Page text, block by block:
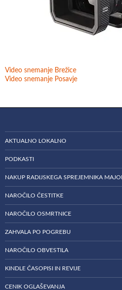
Video snemanje Brežice
Video snemanje Posavje
AKTUALNO LOKALNO
PODKASTI
NAKUP RADIJSKEGA SPREJEMNIKA
NAROČILO ČESTITKE
NAROČILO OSMRTNICE
ZAHVALA PO POGREBU
NAROČILO OBVESTILA
KINDLE ČASOPISI IN REVIJE
CENIK OGLAŠEVANJA